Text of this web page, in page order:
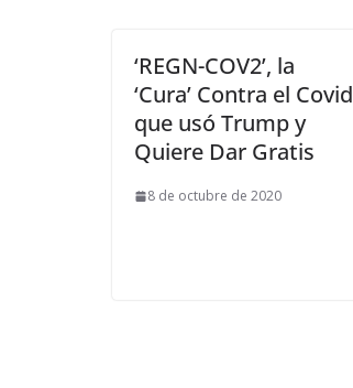
‘REGN-COV2’, la
‘Cura’ Contra el Covid
que usó Trump y
Quiere Dar Gratis
8 de octubre de 2020